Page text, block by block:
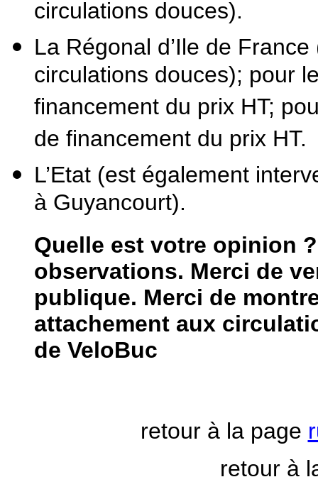
circulations douces).
La Régonal d’Ile de
circulations douces); pour
financement du prix HT;
de financement du prix HT.
L’Etat (est également
à Guyancourt).
Quelle est votre opinion
observations. Merci de
publique. Merci de
attachement aux
de VeloBuc
retour à la page
retour à